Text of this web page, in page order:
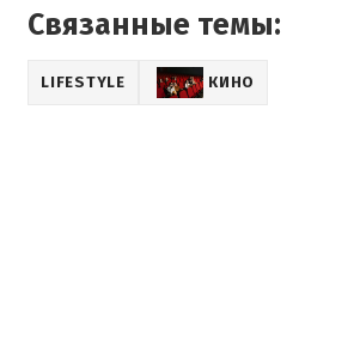
Связанные темы:
LIFESTYLE КИНО